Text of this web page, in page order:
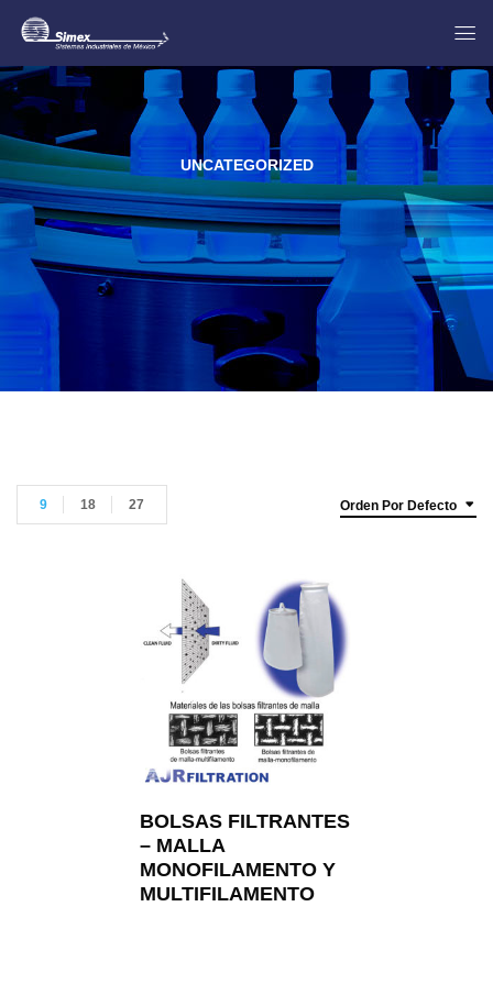
UNCATEGORIZED
Orden Por Defecto
9 18 27
BOLSAS FILTRANTES
– MALLA
MONOFILAMENTO Y
MULTIFILAMENTO